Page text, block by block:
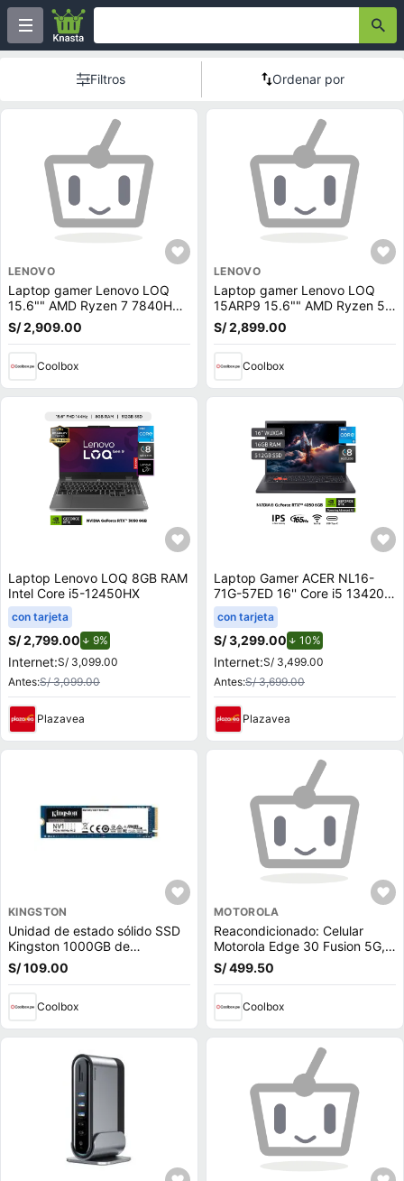
Filtros Ordenar por
LENOVO
Laptop gamer Lenovo LOQ
15.6"" AMD Ryzen 7 7840HS,
512GB SSD, 16GB RAM, RTX
4050 6GB, Win11 Home, gris
S/ 2,909.00
Coolbox
LENOVO
Laptop gamer Lenovo LOQ
15ARP9 15.6"" AMD Ryzen 5-
7235HS, 512GB SSD, 12GB
RAM, GeForce RTX 3050,
S/ 2,899.00
Coolbox
Laptop Lenovo LOQ 8GB RAM
Intel Core i5-12450HX
con tarjeta
S/ 2,799.00 9%
Internet:S/ 3,099.00
Antes:S/ 3,099.00
Plazavea
Laptop Gamer ACER NL16-
71G-57ED 16'' Core i5 13420H
16GB 512GB SSD RTX 4050
6GB
con tarjeta
S/ 3,299.00 10%
Internet:S/ 3,499.00
Antes:S/ 3,699.00
Plazavea
KINGSTON
Unidad de estado sólido SSD
Kingston 1000GB de
capacidad, M.2, NVMe, PCIe
3.0
S/ 109.00
Coolbox
MOTOROLA
Reacondicionado: Celular
Motorola Edge 30 Fusion 5G,
256GB, 12GB RAM, cámara
trasera 50MP y frontal 32MP,
S/ 499.50
Coolbox